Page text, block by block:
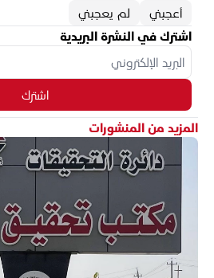
أعجبني
لم يعجبني
اشترك في النشرة البريدية
اشترك
المزيد من المنشورات